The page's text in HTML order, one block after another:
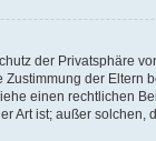
der Privatsphäre
der
einen rechtlichen
ist; außer